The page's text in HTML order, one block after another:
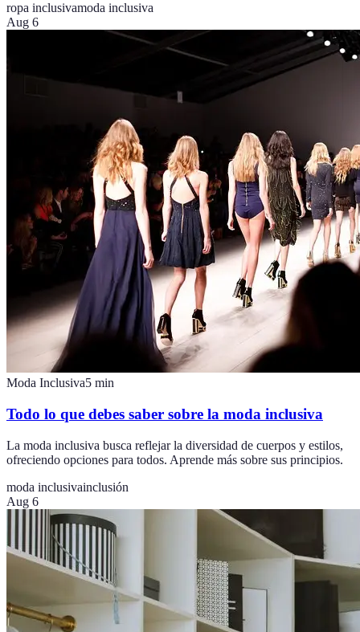
ropa inclusivamoda inclusiva
Aug 6
Moda Inclusiva5 min
Todo lo que debes saber sobre la moda inclusiva
La moda inclusiva busca reflejar la diversidad de cuerpos y estilos,
ofreciendo opciones para todos. Aprende más sobre sus principios.
moda inclusivainclusión
Aug 6